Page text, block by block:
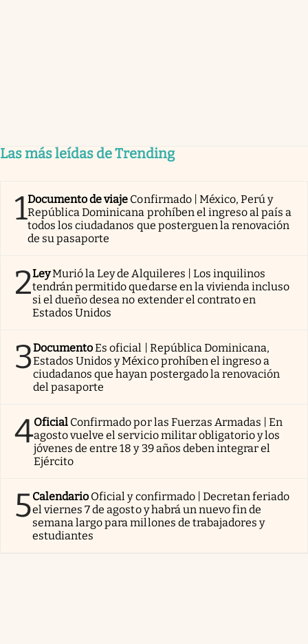
Las más leídas de Trending
1Documento de viaje Confirmado | México, Perú y
República Dominicana prohíben el ingreso al país a
todos los ciudadanos que posterguen la renovación
de su pasaporte
2LeyMurió la Ley de Alquileres | Los inquilinos
tendrán permitido quedarse en la vivienda incluso
si el dueño desea no extender el contrato en
Estados Unidos
3DocumentoEs oficial | República Dominicana,
Estados Unidos y México prohíben el ingreso a
ciudadanos que hayan postergado la renovación
del pasaporte
4Oficial Confirmado por las Fuerzas Armadas | En
agosto vuelve el servicio militar obligatorio y los
jóvenes de entre 18 y 39 años deben integrar el
Ejército
5Calendario Oficial y confirmado | Decretan feriado
el viernes 7 de agosto y habrá un nuevo fin de
semana largo para millones de trabajadores y
estudiantes